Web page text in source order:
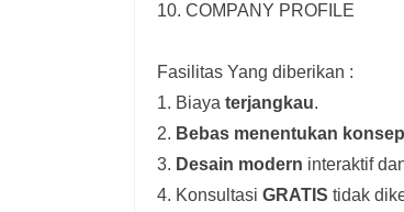
10. COMPANY PROFILE
Fasilitas Yang diberikan :
1. Biaya terjangkau.
2. Bebas menentukan konsep
3. Desain modern interaktif
4. Konsultasi GRATIS tidak